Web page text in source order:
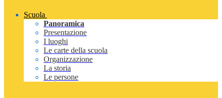
Scuola
Panoramica
Presentazione
I luoghi
Le carte della scuola
Organizzazione
La storia
Le persone